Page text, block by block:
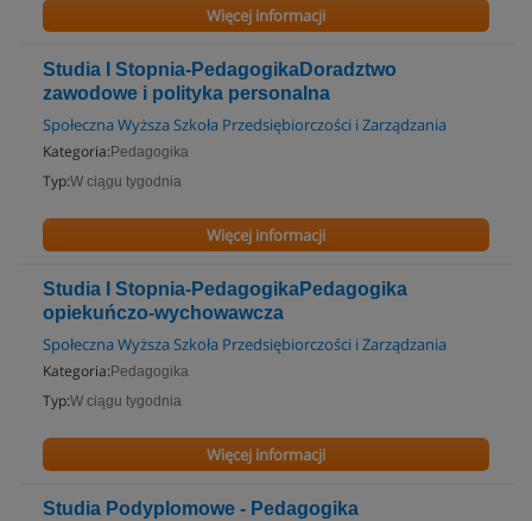
Więcej informacji
Studia I Stopnia-PedagogikaDoradztwo
zawodowe i polityka personalna
Społeczna Wyższa Szkoła Przedsiębiorczości i Zarządzania
Kategoria: Pedagogika
Typ:W ciągu tygodnia
Więcej informacji
Studia I Stopnia-PedagogikaPedagogika
opiekuńczo-wychowawcza
Społeczna Wyższa Szkoła Przedsiębiorczości i Zarządzania
Kategoria: Pedagogika
Typ:W ciągu tygodnia
Więcej informacji
Studia Podyplomowe - Pedagogika